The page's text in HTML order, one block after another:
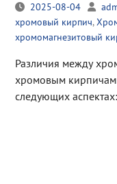
2025-08-04
хромовый кирпич,
хромомагнезитовый
Различия между
хромовым
следующих аспектах: